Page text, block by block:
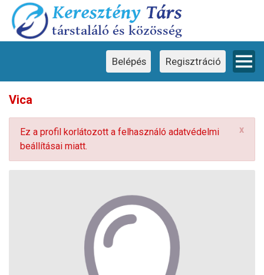
Belépés Regisztráció
Vica
x
Ez a profil korlátozott a felhasználó adatvédelmi
beállításai miatt.
Ez a weboldal cookie-kat használ
Ez a weboldal cookie-kat használ a
felhasználói élmény javítása érdekében.
Weboldalunk használatával Ön hozzájárul a
cookie-k használatához.